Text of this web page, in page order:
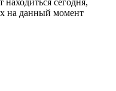
сегодня,
на данный момент